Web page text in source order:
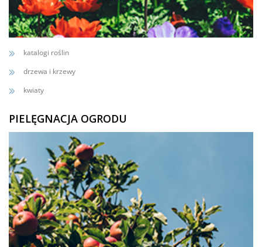
katalogi roślin
drzewa i krzewy
kwiaty
PIELĘGNACJA OGRODU